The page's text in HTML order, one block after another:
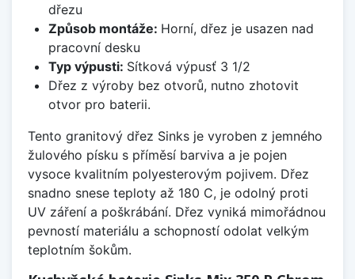
dřezu
Způsob montáže: Horní, dřez je usazen nad
pracovní desku
Typ výpusti: Sítková výpusť 3 1/2
Dřez z výroby bez otvorů, nutno zhotovit
otvor pro baterii.
Tento granitový dřez Sinks je vyroben z jemného
žulového písku s příměsí barviva a je pojen
vysoce kvalitním polyesterovým pojivem. Dřez
snadno snese teploty až 180 C, je odolný proti
UV záření a poškrábání. Dřez vyniká mimořádnou
pevností materiálu a schopností odolat velkým
teplotním šokům.